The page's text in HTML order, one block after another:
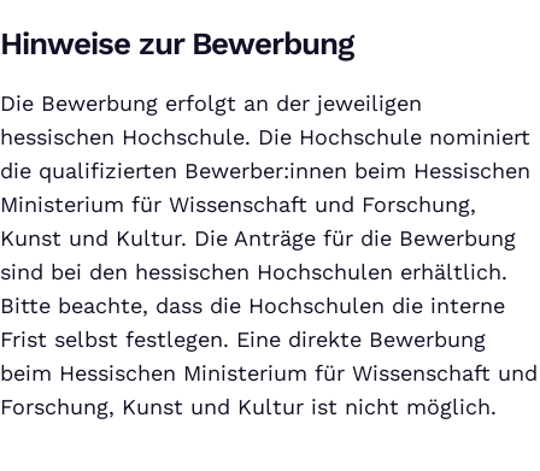
Hinweise zur Bewerbung
Die Bewerbung erfolgt an der jeweiligen
hessischen Hochschule. Die Hochschule nominiert
die qualifizierten Bewerber:innen beim Hessischen
Ministerium für Wissenschaft und Forschung,
Kunst und Kultur. Die Anträge für die Bewerbung
sind bei den hessischen Hochschulen erhältlich.
Bitte beachte, dass die Hochschulen die interne
Frist selbst festlegen. Eine direkte Bewerbung
beim Hessischen Ministerium für Wissenschaft und
Forschung, Kunst und Kultur ist nicht möglich.